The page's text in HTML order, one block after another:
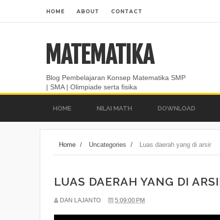
HOME ABOUT CONTACT
MATEMATIKA
Blog Pembelajaran Konsep Matematika SMP
| SMA | Olimpiade serta fisika
HOME NILAI MATH DOWNLOAD
Home / Uncategories / Luas daerah yang di arsir
LUAS DAERAH YANG DI
DAN LAJANTO 5:09:00 PM